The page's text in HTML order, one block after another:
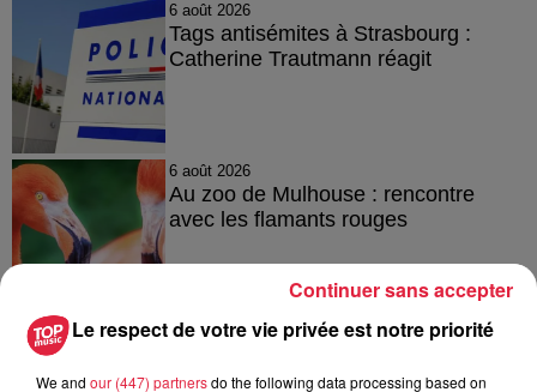
6 août 2026
Tags antisémites à Strasbourg :
Catherine Trautmann réagit
6 août 2026
Au zoo de Mulhouse : rencontre
avec les flamants rouges
Le respect de votre vie privée est notre priorité
We and our (447) partnersdo the following data processing based on
Continuer sans accepter